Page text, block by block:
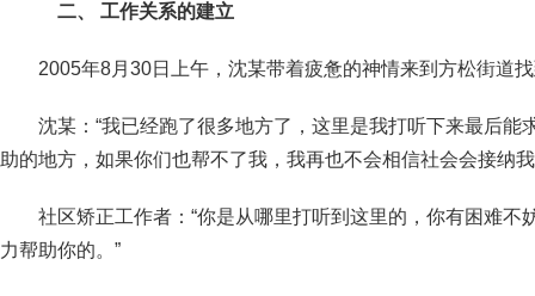
二、 工作关系的建立
2005年8月30日上午，沈某带着疲惫的神情来到方松街道
沈某：“我已经跑了很多地方了，这里是我打听下来最后能
助的地方，如果你们也帮不了我，我再也不会相信社会会接纳
社区矫正工作者：“你是从哪里打听到这里的，你有困难不
力帮助你的。”